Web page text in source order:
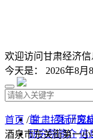
欢迎访问甘肃经济信
今天是： 2026年8月
首 页 研究
研究院简介 信
首页 /甘肃招标/废
酒泉市东关街第一